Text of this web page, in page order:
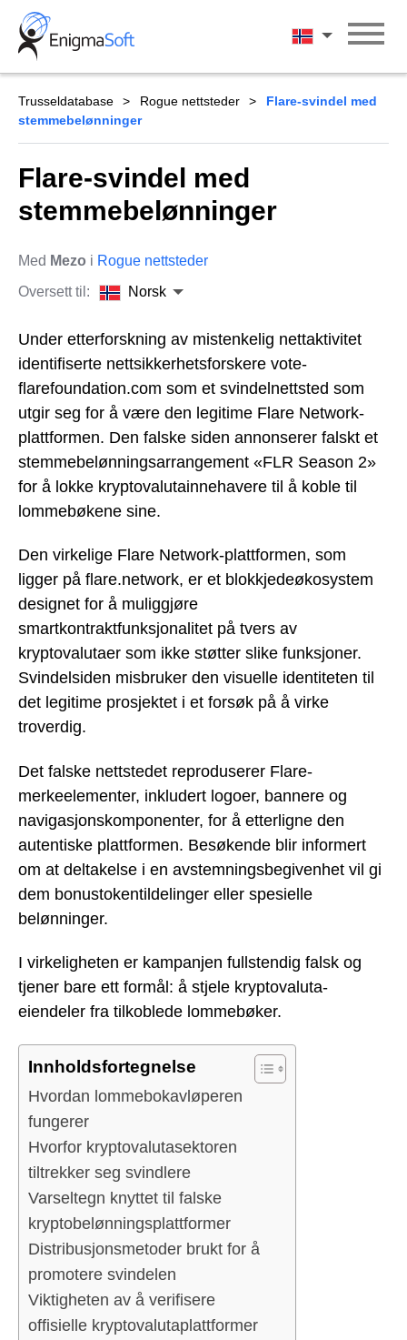
Skip
content
Norsk
Trusseldatabase Rogue nettsteder
Flare-svindel med
stemmebelønninger
Flare-svindel med
stemmebelønninger
Med Mezo i Rogue nettsteder
Oversett til:
Norsk
Under etterforskning av mistenkelig nettaktivitet
identifiserte nettsikkerhetsforskere vote-
flarefoundation.com som et svindelnettsted som
utgir seg for å være den legitime Flare Network-
plattformen. Den falske siden annonserer falskt et
stemmebelønningsarrangement «FLR Season 2»
for å lokke kryptovalutainnehavere til å koble til
lommebøkene sine.
Den virkelige Flare Network-plattformen, som
ligger på flare.network, er et blokkjedeøkosystem
designet for å muliggjøre
smartkontraktfunksjonalitet på tvers av
kryptovalutaer som ikke støtter slike funksjoner.
Svindelsiden misbruker den visuelle identiteten til
det legitime prosjektet i et forsøk på å virke
troverdig.
Det falske nettstedet reproduserer Flare-
merkeelementer, inkludert logoer, bannere og
navigasjonskomponenter, for å etterligne den
autentiske plattformen. Besøkende blir informert
om at deltakelse i en avstemningsbegivenhet vil gi
dem bonustokentildelinger eller spesielle
belønninger.
I virkeligheten er kampanjen fullstendig falsk og
tjener bare ett formål: å stjele kryptovaluta-
eiendeler fra tilkoblede lommebøker.
Innholdsfortegnelse
Hvordan lommebokavløperen
fungerer
Hvorfor kryptovalutasektoren
tiltrekker seg svindlere
Varseltegn knyttet til falske
kryptobelønningsplattformer
Distribusjonsmetoder brukt for å
promotere svindelen
Viktigheten av å verifisere
offisielle kryptovalutaplattformer